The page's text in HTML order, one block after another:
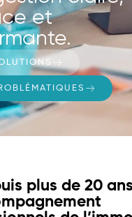
et
plus de 20 ans